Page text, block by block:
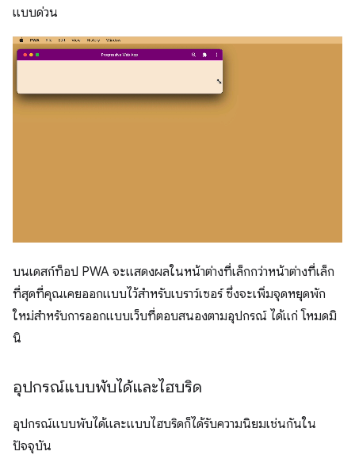
แบบด่วน
บนเดสก์ท็อป PWA จะแสดงผลในหน้าต่างที่เล็กกว่าหน้าต่างที่เล็ก
ที่สุดที่คุณเคยออกแบบไว้สำหรับเบราว์เซอร์ ซึ่งจะเพิ่มจุดหยุดพัก
ใหม่สำหรับการออกแบบเว็บที่ตอบสนองตามอุปกรณ์ ได้แก่ โหมดมิ
นิ
อุปกรณ์แบบพับได้และไฮบริด
อุปกรณ์แบบพับได้และแบบไฮบริดก็ได้รับความนิยมเช่นกันใน
ปัจจุบัน